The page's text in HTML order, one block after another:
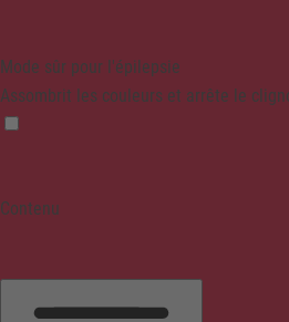
Mode sûr pour l'épilepsie
Assombrit les couleurs et arrête le
Contenu